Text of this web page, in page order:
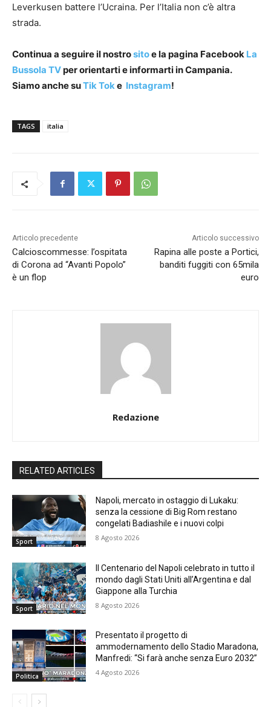
Leverkusen battere l’Ucraina. Per l’Italia non c’è altra
strada.
Continua a seguire il nostrositoe la pagina Facebook La
Bussola TVper orientarti e informarti in Campania.
Siamo anche suTik Toke Instagram!
TAGS italia
Articolo precedente
Calcioscommesse: l’ospitata
di Corona ad “Avanti Popolo”
è un flop
Articolo successivo
Rapina alle poste a Portici,
banditi fuggiti con 65mila
euro
Redazione
RELATED ARTICLES
Sport
Napoli, mercato in ostaggio di Lukaku:
senza la cessione di Big Rom restano
congelati Badiashile e i nuovi colpi
8 Agosto 2026
Sport
Il Centenario del Napoli celebrato in tutto il
mondo dagli Stati Uniti all’Argentina e dal
Giappone alla Turchia
8 Agosto 2026
Politica
Presentato il progetto di
ammodernamento dello Stadio Maradona,
Manfredi: “Si farà anche senza Euro 2032”
4 Agosto 2026